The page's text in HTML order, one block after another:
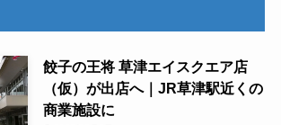
餃子の王将 草津エイスクエア店
（仮）が出店へ｜JR草津駅近くの
商業施設に